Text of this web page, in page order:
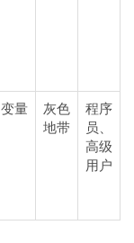
变量
灰色
地带
程序
员、
高级
用户